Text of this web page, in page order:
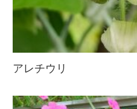
アレチウリ